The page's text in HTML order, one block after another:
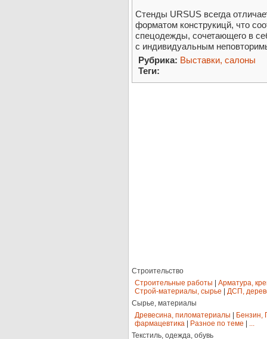
Стенды URSUS всегда
форматом конструкицй, что
спецодежды, сочетающего в
с индивидуальным
Рубрика: Выставки, салоны
Теги:
Строительство
Строительные работы
Арматура,
Строй-материалы, сырье
ДСП,
Сырье, материалы
Древесина, пиломатериалы
Бензин,
фармацевтика
Разное по теме
...
Текстиль, одежда, обувь